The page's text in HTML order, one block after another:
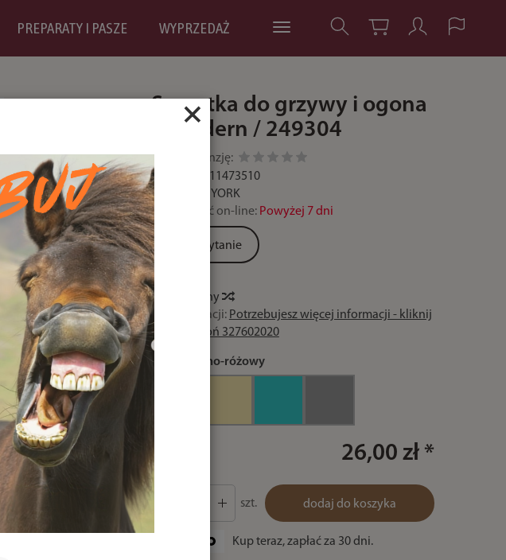
×
PREPARATY I PASZE WYPRZEDAŻ
Szczotka do grzywy i ogona
Y Modern / 249304
Dodaj recenzję:
Kod:
5902211473510
Producent:
YORK
Dostępność on-line: Powyżej 7 dni
Zadaj pytanie
Historia ceny
Czas realizacji: Potrzebujesz więcej informacji - kliknij
lub zadzwoń 327602020
kolor: czarno-różowy
26,00 zł *
szt. dodaj do koszyka
Kup teraz, zapłać za 30 dni.